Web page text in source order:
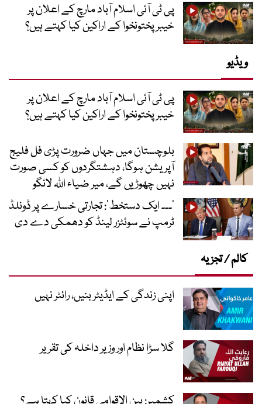
پی ٹی آئی اسلام آباد مارچ کے اعلان پر
خیبر پختونخوا کے اراکین کیا کہتے ہیں؟
ویڈیو
پی ٹی آئی اسلام آباد مارچ کے اعلان پر
خیبر پختونخوا کے اراکین کیا کہتے ہیں؟
بلوچستان میں جہاں ضرورت پڑی فل فلیج
آپریشن ہوگا، دہشتگردوں کو کسی صورت
نہیں چھوڑیں گے، میر ضیاء اللہ لانگو
’۔۔۔ ایک دستخط‘: تجارتی خسارے پر ڈونلڈ
ٹرمپ نے سوئٹزر لینڈ کو دھمکی دے دی
کالم / تجزیہ
اپنی زندگی کے ایڈیٹر بنیں، رائٹر نہیں
گلا سڑا نظام اور وزیر داخلہ کی تقریر